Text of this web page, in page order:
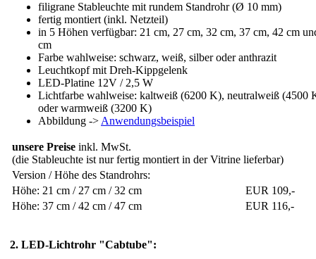
filigrane Stableuchte mit rundem Standrohr (Ø 10 mm)
fertig montiert (inkl. Netzteil)
in 5 Höhen verfügbar: 21 cm, 27 cm, 32 cm, 37 cm, 42 cm
cm
Farbe wahlweise: schwarz, weiß, silber oder anthrazit
Leuchtkopf mit Dreh-Kippgelenk
LED-Platine 12V / 2,5 W
Lichtfarbe wahlweise: kaltweiß (6200 K), neutralweiß (4500
oder warmweiß (3200 K)
Abbildung -> Anwendungsbeispiel
unsere Preise inkl. MwSt.
(die Stableuchte ist nur fertig montiert in der Vitrine lieferbar)
Version / Höhe des Standrohrs:
Höhe: 21 cm / 27 cm / 32 cm
EUR 109,-
Höhe: 37 cm / 42 cm / 47 cm
EUR 116,-
2. LED-Lichtrohr "Cabtube":